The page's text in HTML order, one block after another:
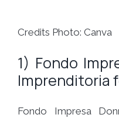
Credits Photo: Canva
1) Fondo
Imprenditoria
Fondo Impresa